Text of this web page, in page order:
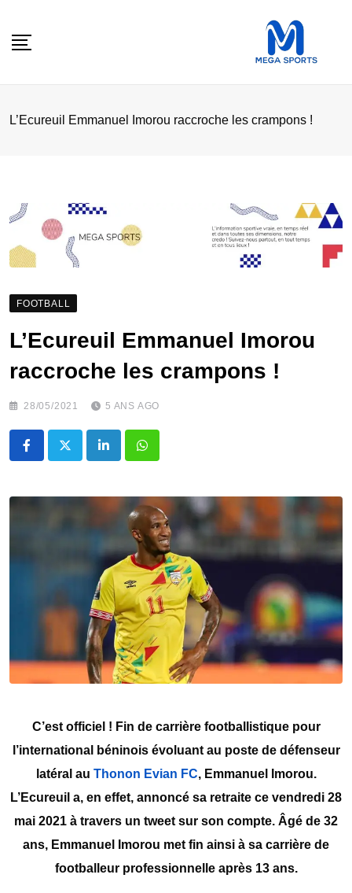
L’Ecureuil Emmanuel Imorou raccroche les crampons !
FOOTBALL
L’Ecureuil Emmanuel Imorou
raccroche les crampons !
28/05/2021 5 ANS AGO
LinkedInWhatsapp
C’est officiel ! Fin de carrière footballistique pour
l’international béninois évoluant au poste de défenseur
latéral au Thonon Evian FC, Emmanuel Imorou.
L’Ecureuil a, en effet, annoncé sa retraite ce vendredi 28
mai 2021 à travers un tweet sur son compte. Âgé de 32
ans, Emmanuel Imorou met fin ainsi à sa carrière de
footballeur professionnelle après 13 ans.